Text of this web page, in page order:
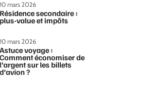
10 mars 2026
Résidence secondaire :
plus-value et impôts
10 mars 2026
Astuce voyage :
Comment économiser de
l’argent sur les billets
d’avion ?